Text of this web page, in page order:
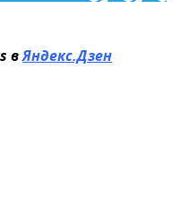
вЯндекс.Дзен